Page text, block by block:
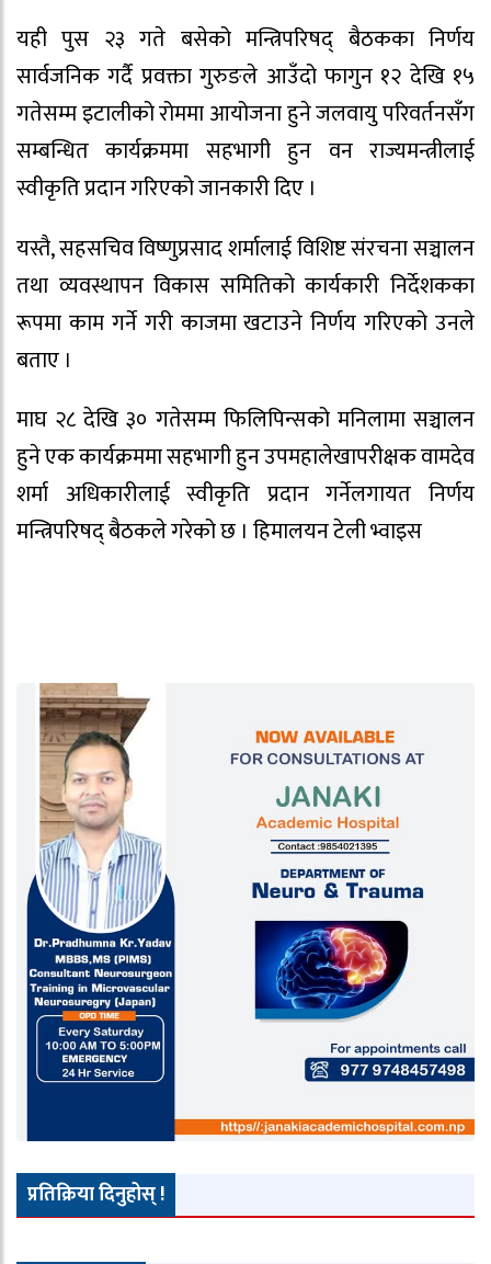
यही पुस २३ गते बसेको मन्त्रिपरिषद् बैठकका निर्णय
सार्वजनिक गर्दै प्रवक्ता गुरुङले आउँदो फागुन १२ देखि १५
गतेसम्म इटालीको रोममा आयोजना हुने जलवायु परिवर्तनसँग
सम्बन्धित कार्यक्रममा सहभागी हुन वन राज्यमन्त्रीलाई
स्वीकृति प्रदान गरिएको जानकारी दिए ।
यस्तै, सहसचिव विष्णुप्रसाद शर्मालाई विशिष्ट संरचना सञ्चालन
तथा व्यवस्थापन विकास समितिको कार्यकारी निर्देशकका
रूपमा काम गर्ने गरी काजमा खटाउने निर्णय गरिएको उनले
बताए ।
माघ २८ देखि ३० गतेसम्म फिलिपिन्सको मनिलामा सञ्चालन
हुने एक कार्यक्रममा सहभागी हुन उपमहालेखापरीक्षक वामदेव
शर्मा अधिकारीलाई स्वीकृति प्रदान गर्नेलगायत निर्णय
मन्त्रिपरिषद् बैठकले गरेको छ । हिमालयन टेली भ्वाइस
प्रतिक्रिया दिनुहोस् !